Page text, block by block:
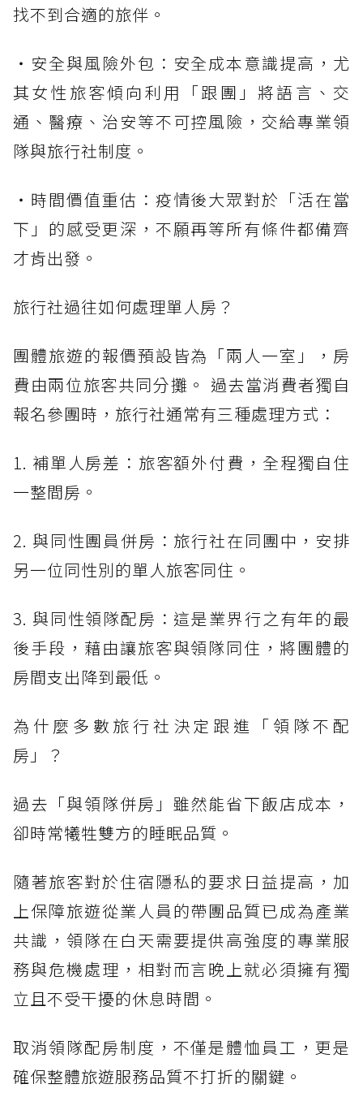
找不到合適的旅伴。
・安全與風險外包：安全成本意識提高，尤
其女性旅客傾向利用「跟團」將語言、交
通、醫療、治安等不可控風險，交給專業領
隊與旅行社制度。
・時間價值重估：疫情後大眾對於「活在當
下」的感受更深，不願再等所有條件都備齊
才肯出發。
旅行社過往如何處理單人房？
團體旅遊的報價預設皆為「兩人一室」，房
費由兩位旅客共同分攤。 過去當消費者獨自
報名參團時，旅行社通常有三種處理方式：
1. 補單人房差：旅客額外付費，全程獨自住
一整間房。
2. 與同性團員併房：旅行社在同團中，安排
另一位同性別的單人旅客同住。
3. 與同性領隊配房：這是業界行之有年的最
後手段，藉由讓旅客與領隊同住，將團體的
房間支出降到最低。
為什麼多數旅行社決定跟進「領隊不配
房」？
過去「與領隊併房」雖然能省下飯店成本，
卻時常犧牲雙方的睡眠品質。
隨著旅客對於住宿隱私的要求日益提高，加
上保障旅遊從業人員的帶團品質已成為產業
共識，領隊在白天需要提供高強度的專業服
務與危機處理，相對而言晚上就必須擁有獨
立且不受干擾的休息時間。
取消領隊配房制度，不僅是體恤員工，更是
確保整體旅遊服務品質不打折的關鍵。